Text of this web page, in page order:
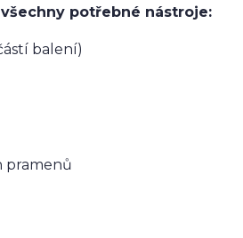
potřebné nástroje:
balení)
pramenů